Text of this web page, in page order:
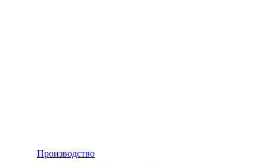
Производство